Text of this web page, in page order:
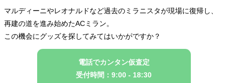
マルディーニやレオナルドなど過去のミラニスタが現場に復帰し、
再建の道を進み始めたACミラン。
この機会にグッズを探してみてはいかがですか？
電話でカンタン仮査定
受付時間：9:00 - 18:30